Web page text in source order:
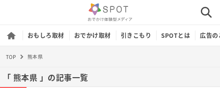
おもしろ取材 おでかけ取材 引きこもり SPOTとは 広告
TOP 熊本県
「 熊本県 」の記事一覧